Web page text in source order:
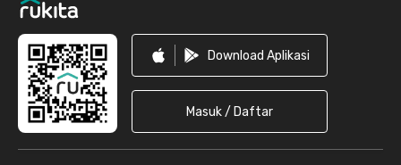
Download Aplikasi
Masuk / Daftar